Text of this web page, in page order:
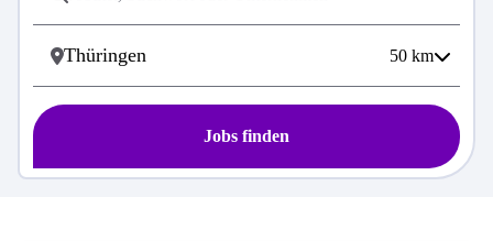
50 km
Jobs finden